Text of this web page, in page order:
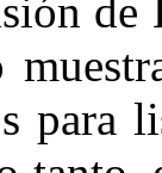
de
para